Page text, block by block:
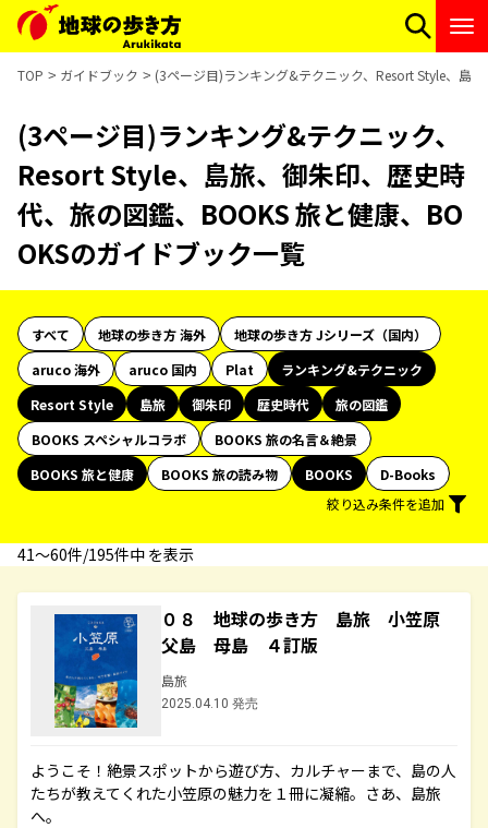
TOP ガイドブック (3ページ目)ランキング&テクニック、Resort Style、島
(3ページ目)ランキング&テクニック、
Resort Style、島旅、御朱印、歴史時
代、旅の図鑑、BOOKS 旅と健康、BO
OKSのガイドブック一覧
すべて 地球の歩き方 海外
地球の歩き方 Jシリーズ（国内）
aruco 海外
aruco 国内 Plat
ランキング&テクニック
Resort Style
島旅 御朱印 歴史時代
旅の図鑑
BOOKS スペシャルコラボ
BOOKS 旅の名言＆絶景
BOOKS 旅と健康
BOOKS 旅の読み物 BOOKS
D-Books
絞り込み条件を追加
41〜60件/195件中 を表示
０８ 地球の歩き方 島旅 小笠原
父島 母島 ４訂版
島旅
2025.04.10 発売
ようこそ！絶景スポットから遊び方、カルチャーまで、島の人
たちが教えてくれた小笠原の魅力を１冊に凝縮。さあ、島旅
へ。